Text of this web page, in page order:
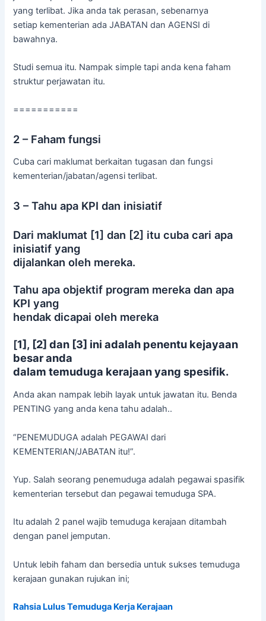
yang terlibat. Jika anda tak perasan, sebenarnya
setiap kementerian ada JABATAN dan AGENSI di
bawahnya.
Studi semua itu. Nampak simple tapi anda kena faham
struktur perjawatan itu.
===========
2 – Faham fungsi
Cuba cari maklumat berkaitan tugasan dan fungsi
kementerian/jabatan/agensi terlibat.
3 – Tahu apa KPI dan inisiatif
Dari maklumat [1] dan [2] itu cuba cari apa
inisiatif yang
dijalankan oleh mereka.
Tahu apa objektif program mereka dan apa
KPI yang
hendak dicapai oleh mereka
[1], [2] dan [3] ini adalah penentu kejayaan
besar anda
dalam temuduga kerajaan yang spesifik.
Anda akan nampak lebih layak untuk jawatan itu. Benda
PENTING yang anda kena tahu adalah..
“PENEMUDUGA adalah PEGAWAI dari
KEMENTERIAN/JABATAN itu!”.
Yup. Salah seorang penemuduga adalah pegawai spasifik
kementerian tersebut dan pegawai temuduga SPA.
Itu adalah 2 panel wajib temuduga kerajaan ditambah
dengan panel jemputan.
Untuk lebih faham dan bersedia untuk sukses temuduga
kerajaan gunakan rujukan ini;
Rahsia Lulus Temuduga Kerja Kerajaan